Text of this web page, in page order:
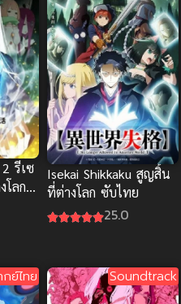
รีเซ
โลก
Isekai Shikkaku สูญสิ้น
ที่ต่างโลก ซับไทย
25.0
ย์ไทย Soundtrack